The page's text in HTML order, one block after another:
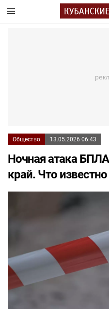
Общество 13.05.2026 06:43
Ночная атака
край. Что известно